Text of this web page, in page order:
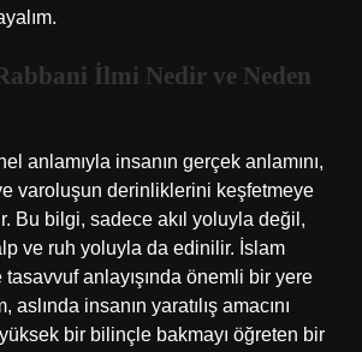
İlmi Nedir ve Neden
anlamıyla insanın gerçek anlamını,
varoluşun derinliklerini keşfetmeye
Bu bilgi, sadece akıl yoluyla değil,
ve ruh yoluyla da edinilir. İslam
anlayışında önemli bir yere
insanın yaratılış amacını
bir bilinçle bakmayı öğreten bir